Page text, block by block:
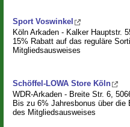
Sport Voswinkel
Köln Arkaden - Kalker Hauptstr.
15% Rabatt auf das reguläre
Mitgliedsausweises
Schöffel-LOWA Store Köln
WDR-Arkaden - Breite Str. 6,
Bis zu 6% Jahresbonus über die
des Mitgliedsausweises